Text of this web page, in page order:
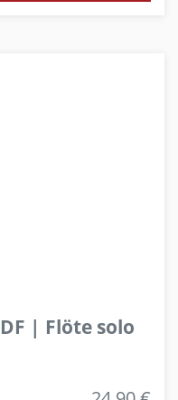
| Flöte solo